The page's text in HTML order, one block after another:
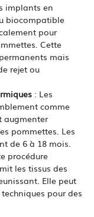
implants en
biocompatible
pour
Cette
mais
rejet ou
: Les
comme
augmenter
pommettes. Les
de 6 à 18 mois.
procédure
les tissus des
Elle peut
pour des